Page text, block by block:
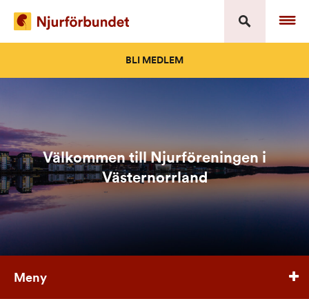
content
BLI MEDLEM
Välkommen till Njurföreningen i
Västernorrland
Meny